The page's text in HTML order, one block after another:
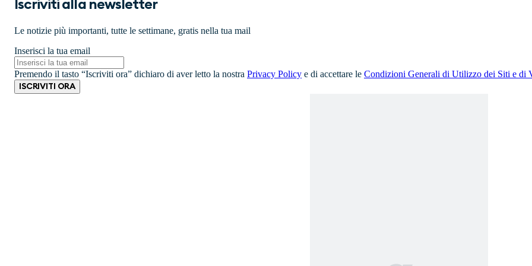
Iscriviti alla newsletter
Le notizie più importanti, tutte le settimane, gratis nella tua mail
Inserisci la tua email
Premendo il tasto “Iscriviti ora” dichiaro di aver letto la nostra Privacy Policy e di accettare le Condizioni Generali di Utilizzo dei Siti e di
ISCRIVITI ORA